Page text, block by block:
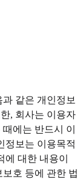
같은 개인정보
, 회사는 이용자
에는 반드시 이
정보는 이용목적
대한 내용이
호 등에 관한 법